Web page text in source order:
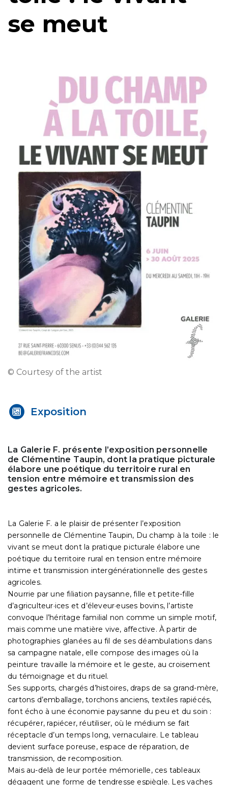
se meut
© Courtesy of the artist
Exposition
La Galerie F. présente l’exposition personnelle
de Clémentine Taupin, dont la pratique picturale
élabore une poétique du territoire rural en
tension entre mémoire et transmission des
gestes agricoles.
La Galerie F. a le plaisir de présenter l’exposition
personnelle de Clémentine Taupin, Du champ à la toile : le
vivant se meut dont la pratique picturale élabore une
poétique du territoire rural en tension entre mémoire
intime et transmission intergénérationnelle des gestes
agricoles.
Nourrie par une filiation paysanne, fille et petite-fille
d’agriculteur·ices et d’éleveur·euses bovins, l’artiste
convoque l’héritage familial non comme un simple motif,
mais comme une matière vive, affective. À partir de
photographies glanées au fil de ses déambulations dans
sa campagne natale, elle compose des images où la
peinture travaille la mémoire et le geste, au croisement
du témoignage et du rituel.
Ses supports, chargés d’histoires, draps de sa grand-mère,
cartons d’emballage, torchons anciens, textiles rapiécés,
font écho à une économie paysanne du peu et du soin :
récupérer, rapiécer, réutiliser, où le médium se fait
réceptacle d’un temps long, vernaculaire. Le tableau
devient surface poreuse, espace de réparation, de
transmission, de recomposition.
Mais au-delà de leur portée mémorielle, ces tableaux
dégagent une forme de tendresse espiègle. Les vaches